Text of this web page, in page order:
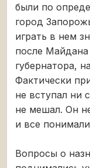
были по
город
играть в нем
после Майдана
губернатора,
Фактически
не вступал ни
не мешал. Он
и все
Вопросы о